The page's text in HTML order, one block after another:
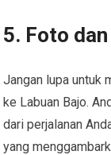
5. Foto
Jangan lupa untuk
ke Labuan Bajo.
dari perjalanan
yang